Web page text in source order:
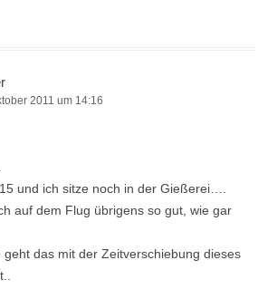
2011 um 14:16
und ich sitze noch in der Gießerei….
auf dem Flug übrigens so gut, wie gar
geht das mit der Zeitverschiebung dieses